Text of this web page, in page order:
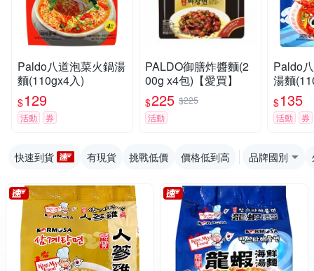
Paldo八道泡菜火鍋湯
麵(110gx4入)
$129
活動 券
PALDO御膳炸醬麵(2
00g x4包)【愛買】
$225 $225
活動
Paldo
湯麵
$135
活動 券
快速到貨 有現貨 挑戰低價 價格低到高 品牌國別